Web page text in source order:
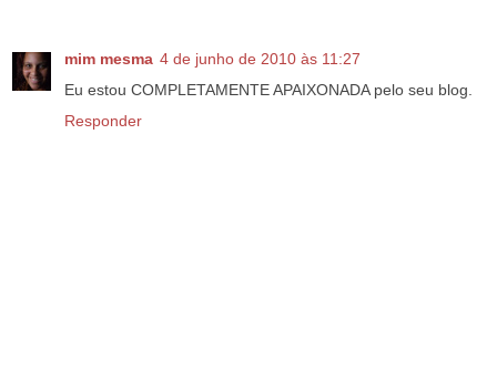
mim mesma 4 de junho de 2010 às 11:27
Eu estou COMPLETAMENTE APAIXONADA pelo seu blog.
Responder